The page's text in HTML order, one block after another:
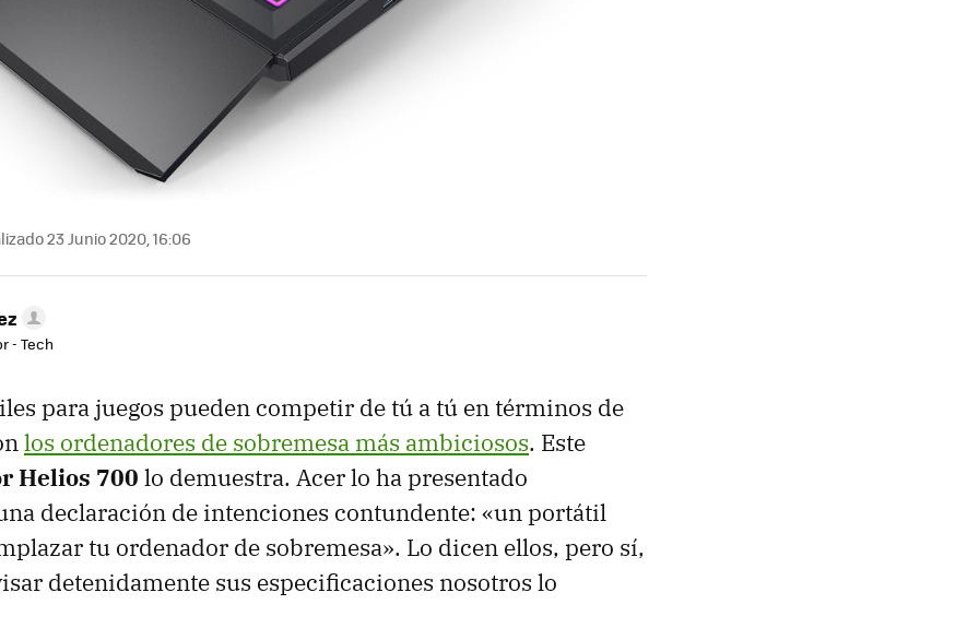
23 Junio 2020, 16:06
- Tech
para juegos pueden competir de tú a tú en términos de
los ordenadores de sobremesa más ambiciosos. Este
Helios 700 lo demuestra. Acer lo ha presentado
declaración de intenciones contundente: «un portátil
tu ordenador de sobremesa». Lo dicen ellos, pero sí,
detenidamente sus especificaciones nosotros lo